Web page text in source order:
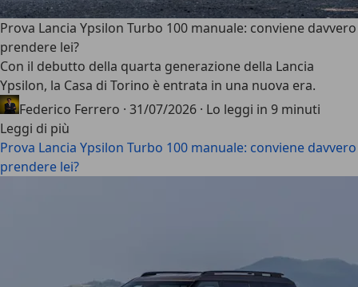
Prova Lancia Ypsilon Turbo 100 manuale: conviene davvero
prendere lei?
Con il debutto della quarta generazione della Lancia
Ypsilon, la Casa di Torino è entrata in una nuova era.
Federico Ferrero · 31/07/2026 · Lo leggi in 9 minuti
Leggi di più
Prova Lancia Ypsilon Turbo 100 manuale: conviene davvero
prendere lei?